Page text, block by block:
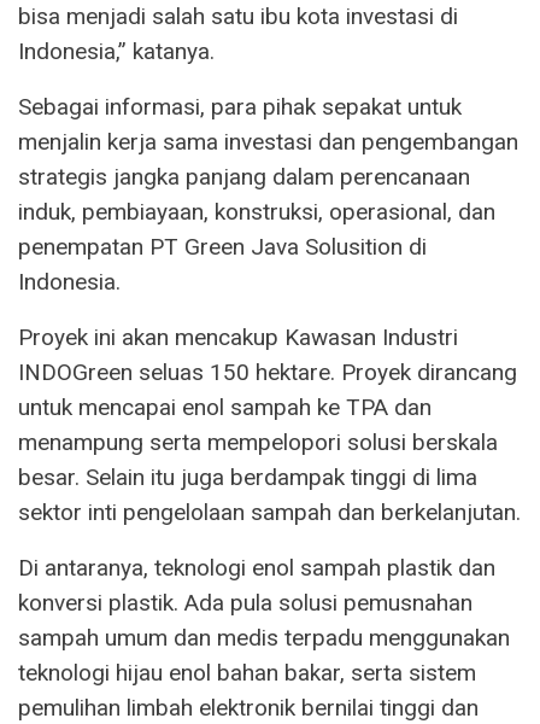
bisa menjadi salah satu ibu kota investasi di
Indonesia,” katanya.
Sebagai informasi, para pihak sepakat untuk
menjalin kerja sama investasi dan pengembangan
strategis jangka panjang dalam perencanaan
induk, pembiayaan, konstruksi, operasional, dan
penempatan PT Green Java Solusition di
Indonesia.
Proyek ini akan mencakup Kawasan Industri
INDOGreen seluas 150 hektare. Proyek dirancang
untuk mencapai enol sampah ke TPA dan
menampung serta mempelopori solusi berskala
besar. Selain itu juga berdampak tinggi di lima
sektor inti pengelolaan sampah dan berkelanjutan.
Di antaranya, teknologi enol sampah plastik dan
konversi plastik. Ada pula solusi pemusnahan
sampah umum dan medis terpadu menggunakan
teknologi hijau enol bahan bakar, serta sistem
pemulihan limbah elektronik bernilai tinggi dan